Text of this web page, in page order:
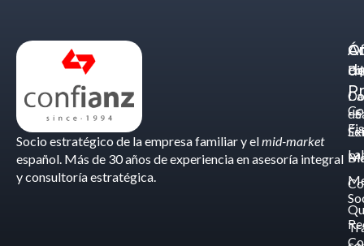
Socio estratégico de la empresa familiar y elmid-market
español. Más de 30 años de experiencia en asesoría integral
y consultoría estratégica.
de
-